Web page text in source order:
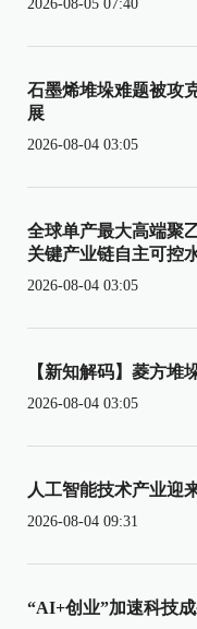
2026-08-05 07:40
石墨烯堆垛难题被攻
展
2026-08-04 03:05
全球单产最大高端聚
关键产业链自主可控
2026-08-04 03:05
【新知解码】菱方堆
2026-08-04 03:05
人工智能技术产业迎
2026-08-04 09:31
“AI+创业”加速科技